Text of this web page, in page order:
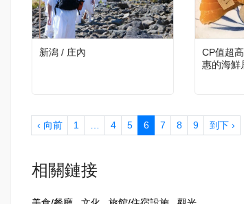
新潟 / 庄內
CP值超
惠的海鮮
‹ 向前 1 4 5 6 7 8 9 到下 ›
相關鏈接